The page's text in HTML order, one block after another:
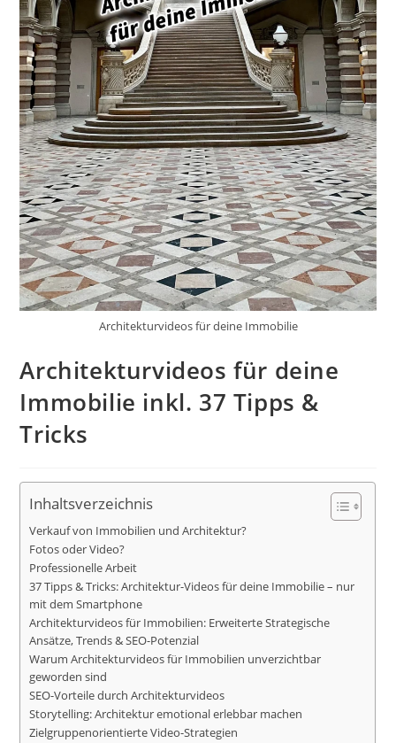
Architekturvideos für deine Immobilie
Architekturvideos für deine
Immobilie inkl. 37 Tipps &
Tricks
Inhaltsverzeichnis
Verkauf von Immobilien und Architektur?
Fotos oder Video?
Professionelle Arbeit
37 Tipps & Tricks: Architektur-Videos für deine Immobilie – nur
mit dem Smartphone
Architekturvideos für Immobilien: Erweiterte Strategische
Ansätze, Trends & SEO-Potenzial
Warum Architekturvideos für Immobilien unverzichtbar
geworden sind
SEO-Vorteile durch Architekturvideos
Storytelling: Architektur emotional erlebbar machen
Zielgruppenorientierte Video-Strategien